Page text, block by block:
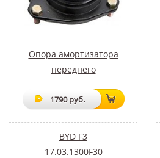
Опора амортизатора
переднего
1790 руб.
BYD F3
17.03.1300F30